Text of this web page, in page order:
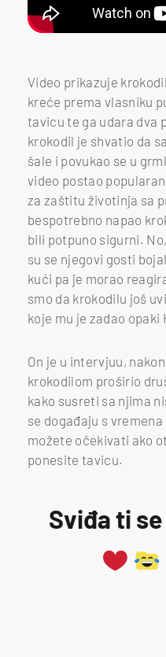
Video prikazuje
kreće prema vlasniku
tavicu te ga udara dva
krokodil je shvatio da
šale i povukao se u
video postao
za zaštitu životinja sa
bespotrebno napao
bili potpuno sigurni.
su se njegovi gosti
kući pa je morao
smo da krokodilu još
koje mu je zadao opaki
On je u intervjuu,
krokodilom proširio
kako susreti sa njima
se događaju s
možete očekivati ako
ponesite tavicu.
Sviđa ti